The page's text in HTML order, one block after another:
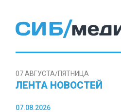
07 АВГУСТА/ПЯТНИЦА
ЛЕНТА НОВОСТЕЙ
07.08.2026